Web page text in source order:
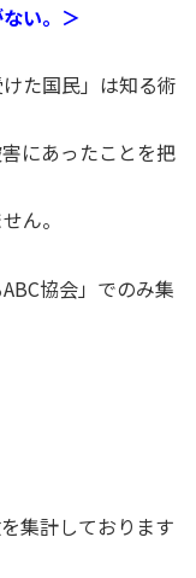
い。＞
た国民」は知る術
にあったことを把
ん。
協会」でのみ集
集計しております